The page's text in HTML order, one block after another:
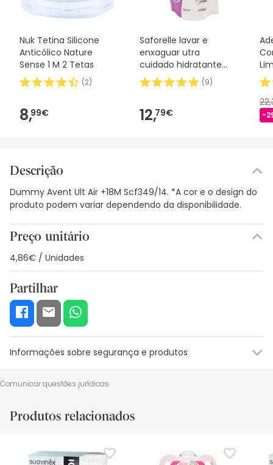
Nuk Tetina Silicone
Anticólico Nature
Sense 1 M 2 Tetas
(2)
8,99€
Saforelle lavar e
enxaguar utra
cuidado hidratante
recarga 400ml(9)
12,79€ -
Descrição
Dummy Avent Ult Air +18M Scf349/14. *A cor e o design do
produto podem variar dependendo da disponibilidade.
Preço unitário
4,86€ / Unidades
Partilhar
Informações sobre segurança e produtos
Recursos de segurança visual
De momento, não dispomos de imagens de segurança
Recomendamos que voltes mais tarde para veres as
actualizações. Entretanto, recomendamos que leias as
Comunicar questões jurídicas
Produtos relacionados